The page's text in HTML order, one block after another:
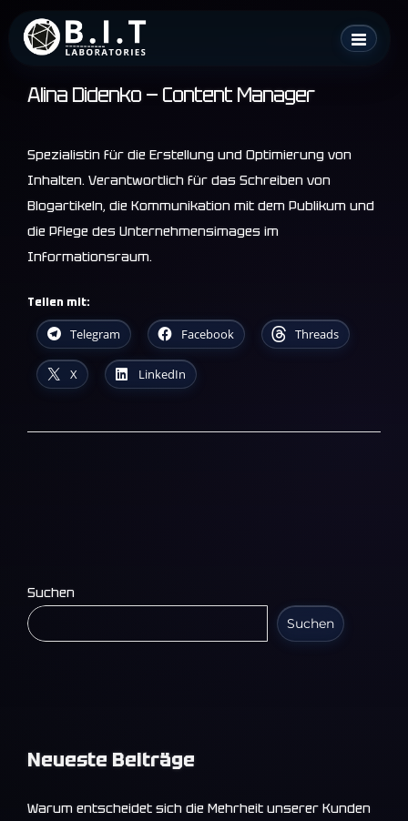
Alina Didenko — Content Manager
Spezialistin für die Erstellung und Optimierung von
Inhalten. Verantwortlich für das Schreiben von
Blogartikeln, die Kommunikation mit dem Publikum und
die Pflege des Unternehmensimages im
Informationsraum.
Teilen mit:
Telegram Facebook Threads
X LinkedIn
Suchen
Suchen
Neueste Beiträge
Warum entscheidet sich die Mehrheit unserer Kunden